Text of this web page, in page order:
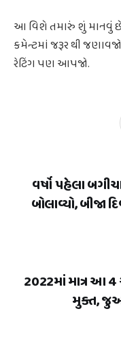
આ વિશે તમારું શું માનવું છે
કમેન્ટમાં જરૂર થી
રેટિંગ પણ આપજો.
વર્ષો પહેલા
બોલાવ્યો, બીજા
2022માં માત્ર આ 4
મુક્ત, જુઓ